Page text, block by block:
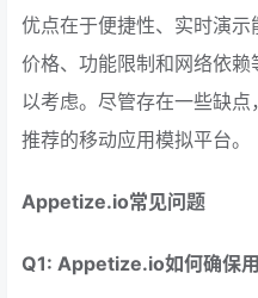
优点在于便捷性、实时演示
价格、功能限制和网络依
以考虑。尽管存在一些缺
推荐的移动应用模拟平台。
Appetize.io常见问题
Q1: Appetize.io如何确保用